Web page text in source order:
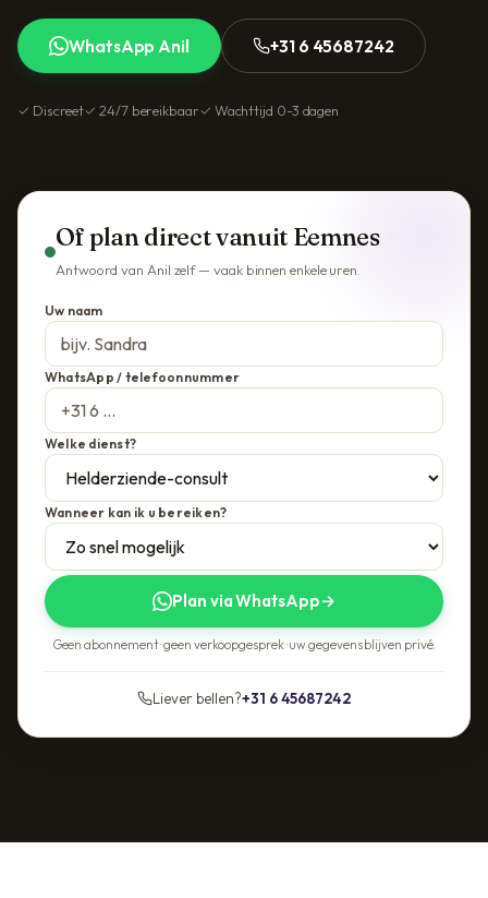
WhatsApp Anil +31 6 45687242
✓ Discreet✓ 24/7 bereikbaar✓ Wachttijd 0-3 dagen
Of plan direct vanuit Eemnes
Antwoord van Anil zelf — vaak binnen enkele uren.
Uw naam
WhatsApp / telefoonnummer
Welke dienst?
Wanneer kan ik u bereiken?
Plan via WhatsApp→
Geen abonnement · geen verkoopgesprek · uw gegevens blijven privé.
Liever bellen?+31 6 45687242